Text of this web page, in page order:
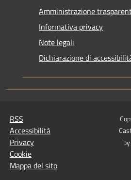
Amministrazione
Informativa privacy
Note legali
Dichiarazione di
RSS
Accessibilità
Privacy
Cookie
Mappa del sito
by